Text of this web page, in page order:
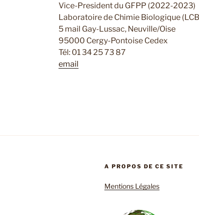
Vice-President du GFPP (2022-2023)
Laboratoire de Chimie Biologique
5 mail Gay-Lussac, Neuville/Oise
95000 Cergy-Pontoise Cedex
Tél: 01 34 25 73 87
email
A PROPOS DE CE SITE
Mentions Légales